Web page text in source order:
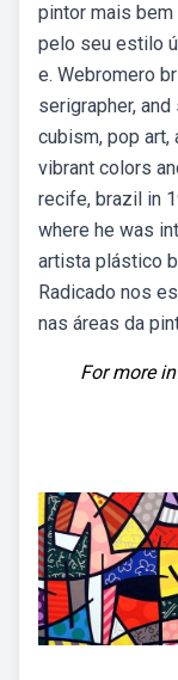
pintor mais
pelo seu estilo
e. Webromero
serigrapher,
cubism, pop art,
vibrant colors
recife, brazil in
where he was
artista plástico
Radicado nos
nas áreas da
For more